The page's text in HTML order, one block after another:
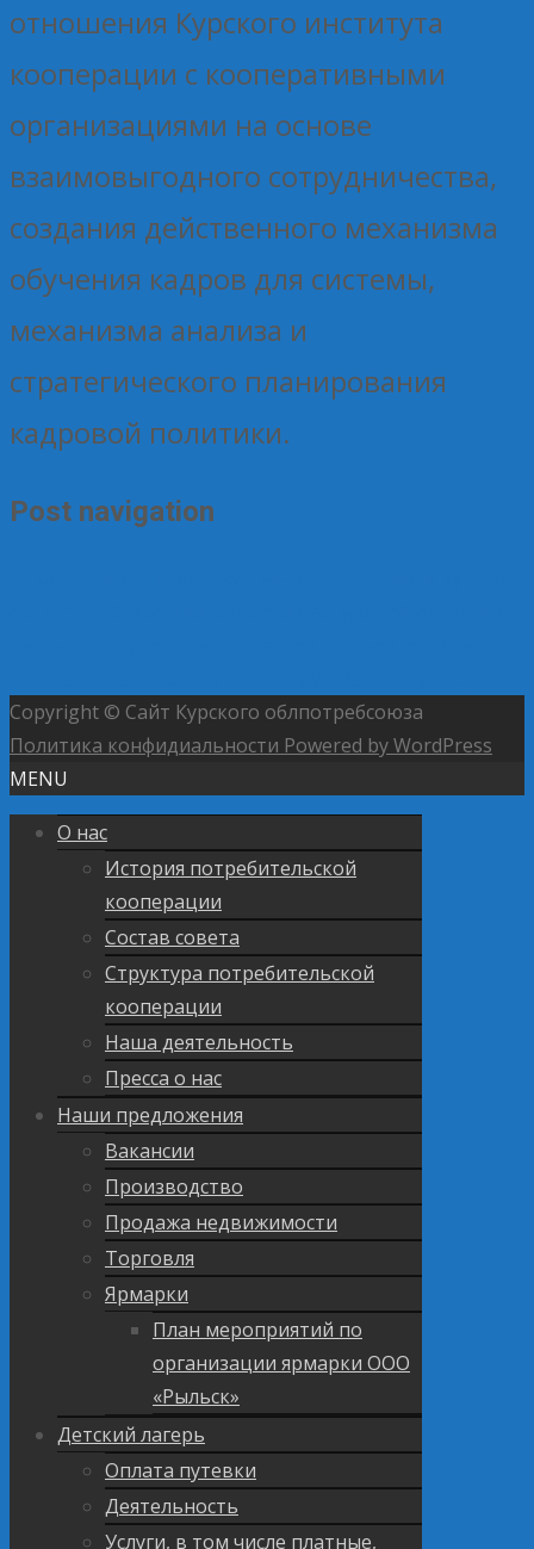
отношения Курского института
кооперации с кооперативными
организациями на основе
взаимовыгодного сотрудничества,
создания действенного механизма
обучения кадров для системы,
механизма анализа и
стратегического планирования
кадровой политики.
Post navigation
Copyright © Сайт Курского облпотребсоюза
Политика конфидиальности Powered by WordPress
MENU
О нас
История потребительской
кооперации
Состав совета
Структура потребительской
кооперации
Наша деятельность
Пресса о нас
Наши предложения
Вакансии
Производство
Продажа недвижимости
Торговля
Ярмарки
План мероприятий по
организации ярмарки ООО
«Рыльск»
Детский лагерь
Оплата путевки
Деятельность
Услуги, в том числе платные,